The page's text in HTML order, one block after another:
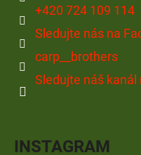
+420 724 109 114
Sledujte nás na
carp__brothers
Sledujte náš kanál
INSTAGRAM